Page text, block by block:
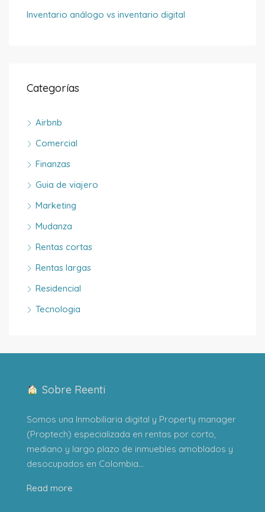
Inventario análogo vs inventario digital
Categorías
Airbnb
Comercial
Finanzas
Guia de viajero
Marketing
Mudanza
Rentas cortas
Rentas largas
Residencial
Tecnologia
Sobre Reenti
Somos una Inmobiliaria digital y Property manager
(Proptech) especializada en rentas por corto,
mediano y largo plazo de inmuebles amoblados y
desocupados en Colombia...
Read more